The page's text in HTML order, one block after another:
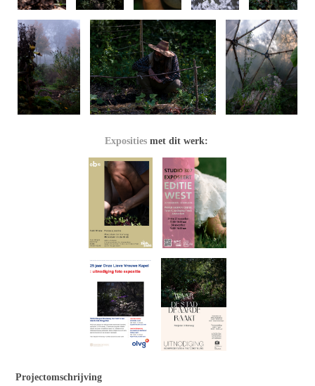
Expositiesmet dit werk:
Projectomschrijving